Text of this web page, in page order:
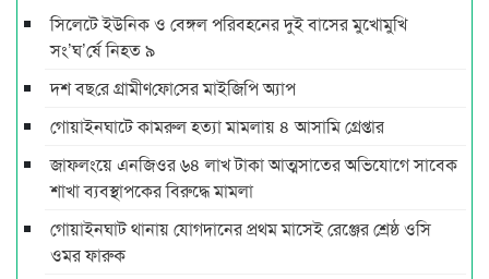
সিলেটে ইউনিক ও বেঙ্গল পরিবহনের দুই বাসের মুখোমুখি
সং’ঘ’র্ষে নিহত ৯
দশ বছ‌রে গ্রামীণ‌ফো‌সের মাইজিপি অ্যাপ
গোয়াইনঘাটে কামরুল হত্যা মামলায় ৪ আসামি গ্রেপ্তার
জাফলংয়ে এনজিওর ৬৪ লাখ টাকা আত্মসাতের অভিযোগে সাবেক
শাখা ব্যবস্থাপকের বিরুদ্ধে মামলা
গোয়াইনঘাট থানায় যোগদানের প্রথম মাসেই রেঞ্জের শ্রেষ্ঠ ওসি
ওমর ফারুক